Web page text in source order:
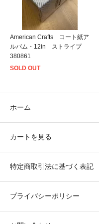
American Crafts コート紙ア
ルバム・12in ストライプ
380861
SOLD OUT
ホーム
カートを見る
特定商取引法に基づく表記
プライバシーポリシー